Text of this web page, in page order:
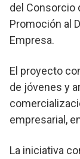
del Consorcio
Promoción al
Empresa.
El proyecto
de jóvenes y
empresarial,
La iniciativa